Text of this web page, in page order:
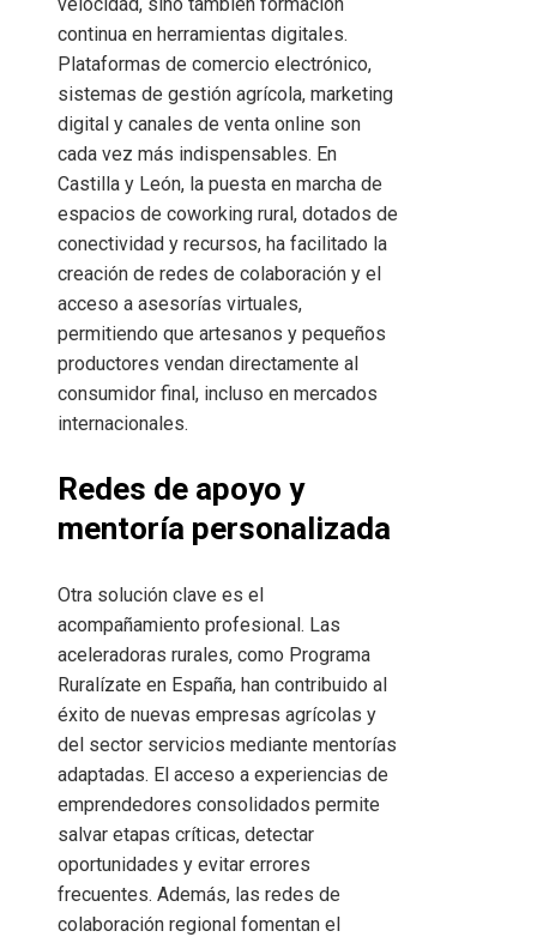
continua en herramientas digitales.
Plataformas de comercio electrónico,
sistemas de gestión agrícola, marketing
digital y canales de venta online son
cada vez más indispensables. En
Castilla y León, la puesta en marcha de
espacios de coworking rural, dotados de
conectividad y recursos, ha facilitado la
creación de redes de colaboración y el
acceso a asesorías virtuales,
permitiendo que artesanos y pequeños
productores vendan directamente al
consumidor final, incluso en mercados
internacionales.
Redes de apoyo y
mentoría personalizada
Otra solución clave es el
acompañamiento profesional. Las
aceleradoras rurales, como Programa
Ruralízate en España, han contribuido al
éxito de nuevas empresas agrícolas y
del sector servicios mediante mentorías
adaptadas. El acceso a experiencias de
emprendedores consolidados permite
salvar etapas críticas, detectar
oportunidades y evitar errores
frecuentes. Además, las redes de
colaboración regional fomentan el